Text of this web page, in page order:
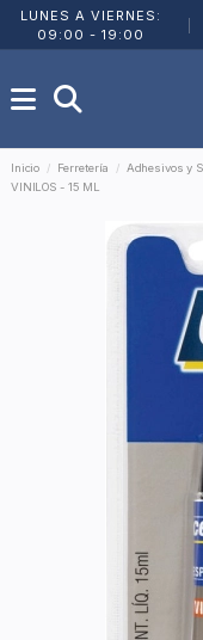
LUNES A VIERNES:
09:00 - 19:00
Inicio Ferretería Adhesivos y
VINILOS - 15 ML